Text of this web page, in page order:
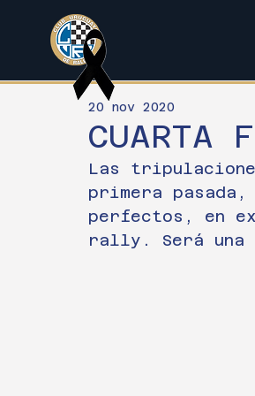
CUARTA
20 nov 2020
Las
primera
perfectos, en
rally. Será